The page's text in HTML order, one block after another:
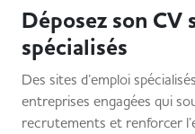
Déposez son
spécialisés
Des sites d’emploi
entreprises engagées qui
recrutements et renforcer